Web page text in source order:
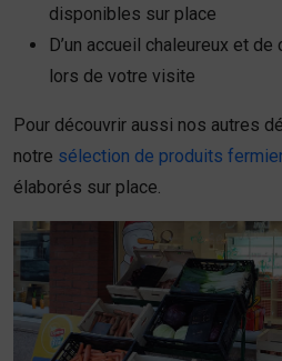
disponibles sur place
D’un accueil chaleureux et
lors de votre visite
Pour découvrir aussi nos autres
notre sélection de produits
élaborés sur place.